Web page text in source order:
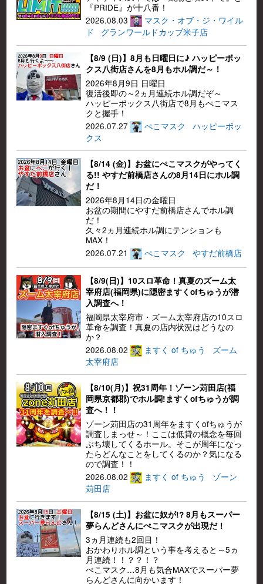
『PRIDE』が十八番！
2026.08.03
マスク・オブ・ジ・ワイル
ド
グランワールドカップ米子店
【8/9 (日)】8月も日曜日に♪ ハッピーボッ
クス八街店さんを8月もホル調だ～！
2026年8月9日 日曜日
復活後即の～2ヵ月連続ホル調だぞ～
ハッピーボックス八街店で8月もぺこマス
クと握手！
2026.07.27
ぺこマスク
ハッピーボッ
クス
【8/14 (金)】お盆にぺこマスクがやってく
る!! やすだ前橋店さんの8月14日にホル調
だ！
2026年8月14日の金曜日
お盆の期間にやすだ前橋店さんでホル調
だ！
久々2ヵ月連続ホル調にテンションも
MAX！
2026.07.21
ぺこマスク やすだ前橋店
【8/9(日)】10スロ革命！真夏のズーム太
宰府店(福岡県)に隠密ますくofちゅうが潜
入調査へ！
福岡県太宰府市・ズーム太宰府店の10スロ
革命を調査！真夏の店内状況はどうなの
か？
2026.08.02
ますく of ちゅう
ズーム
太宰府店
【8/10(月)】祝31周年！ゾーン苅田店(福
岡県京都郡)でホル調!ますくofちゅうが調
査へ！！
ゾーン苅田店の31周年をますくofちゅうが
調査しまっせ～！ここは低貸の概念を毎回
ぶち壊してくるホール。そこが周年になっ
たらどんなことをしてくるのか？気になる
ので調査！！
2026.08.02
ますく of ちゅう
ゾーン
苅田店
【8/15 (土)】お盆に奴が!? 8月もスーパー
夢らんどさんにぺこマスクが出現だ！
3ヵ月連続も2回目！
おかわりホル調という事を考えると～5ヵ
月連続！！？？！？
ぺこマスク…8月も気合MAXでスーパー夢
らんどさんに向かいます！